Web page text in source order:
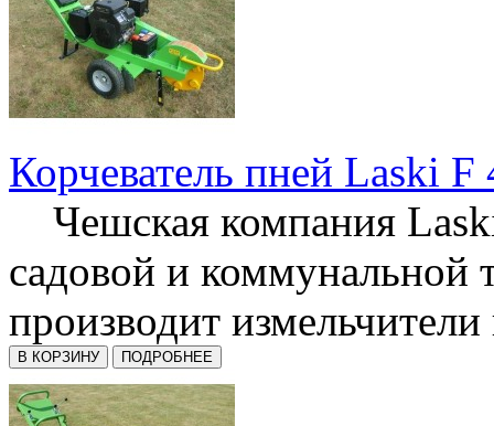
Корчеватель пней Laski F
Чешская компания
садовой и коммунальной
производит